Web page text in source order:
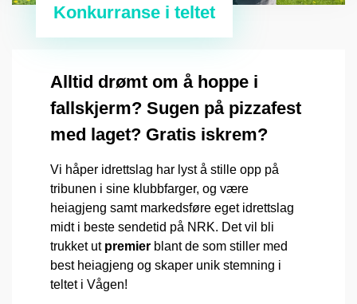
Konkurranse i teltet
Alltid drømt om å hoppe i
fallskjerm? Sugen på pizzafest
med laget? Gratis iskrem?
Vi håper idrettslag har lyst å stille opp på
tribunen i sine klubbfarger, og være
heiagjeng samt markedsføre eget idrettslag
midt i beste sendetid på NRK. Det vil bli
trukket ut premier blant de som stiller med
best heiagjeng og skaper unik stemning i
teltet i Vågen!